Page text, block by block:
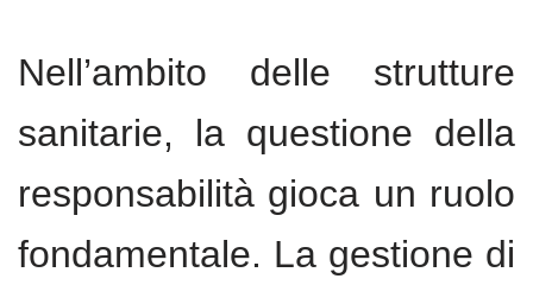
Nell’ambito delle strutture
sanitarie, la questione della
responsabilità gioca un ruolo
fondamentale. La gestione di